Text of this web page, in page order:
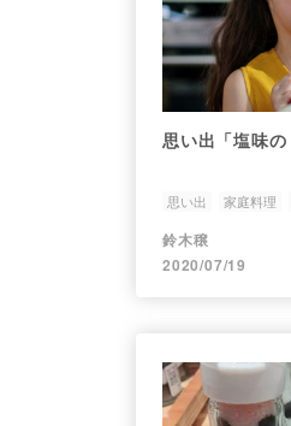
思い出「塩味の
思い出 家庭料理
鈴木穣
2020/07/19